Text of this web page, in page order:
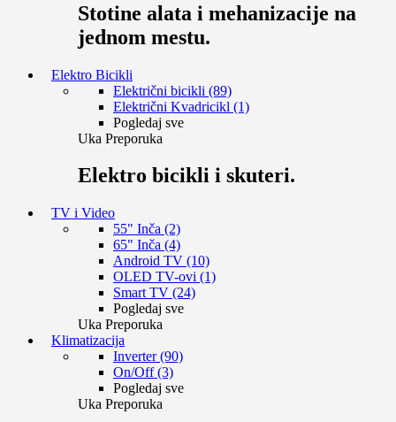
Stotine alata i mehanizacije na
jednom mestu.
Elektro Bicikli
Električni bicikli (89)
Električni Kvadricikl (1)
Pogledaj sve
Uka Preporuka
Elektro bicikli i skuteri.
TV i Video
55" Inča (2)
65" Inča (4)
Android TV (10)
OLED TV-ovi (1)
Smart TV (24)
Pogledaj sve
Uka Preporuka
Klimatizacija
Inverter (90)
On/Off (3)
Pogledaj sve
Uka Preporuka